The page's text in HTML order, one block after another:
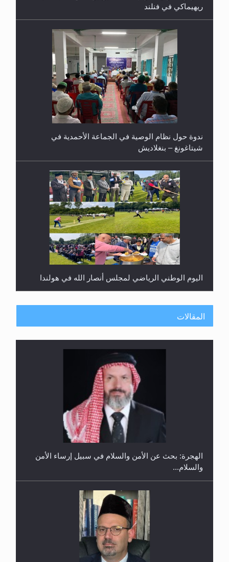
ريهيماكي في فنلند
ندوة حول نظام الوصية في الجماعة الأحمدية في
شيتاغونغ – بنغلاديش
اليوم الوطني الرياضي لمجلس أنصار الله في هولندا
إتمام حفظ القرآن الكريم لثلاثة طلاب من مدرسة الحفظ
حفل توزيع الشهادات في الجامعة الأحمدية بنيجيريا لعام
المقالات
الهجرة: بحث عن الأمن والسلام في سبيل إرساء الأمن
والسلام...